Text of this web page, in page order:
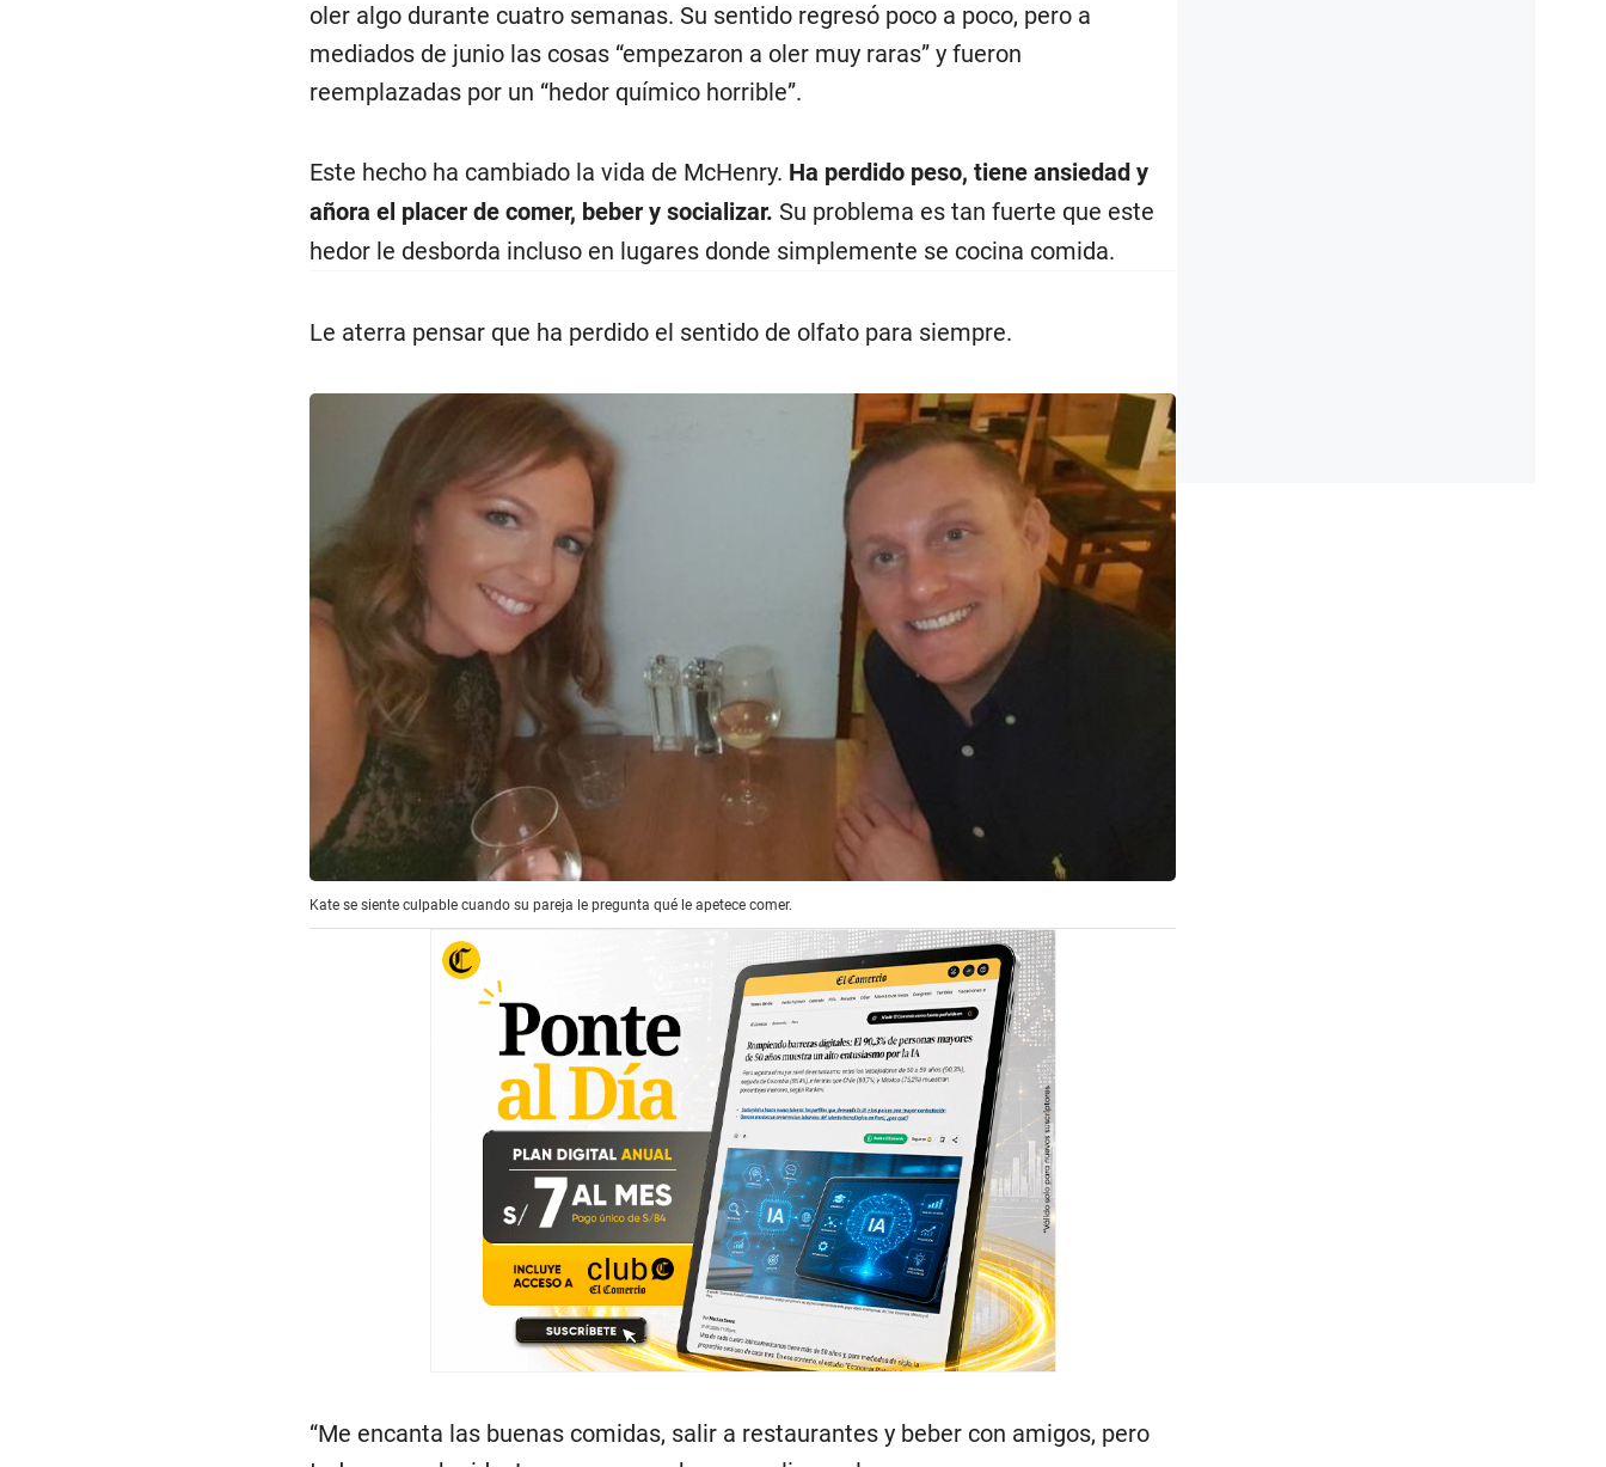
oler algo durante cuatro semanas. Su sentido regresó poco a poco, pero a
mediados de junio las cosas “empezaron a oler muy raras” y fueron
reemplazadas por un “hedor químico horrible”.
Este hecho ha cambiado la vida de McHenry. Ha perdido peso, tiene ansiedad y
añora el placer de comer, beber y socializar. Su problema es tan fuerte que este
hedor le desborda incluso en lugares donde simplemente se cocina comida.
Le aterra pensar que ha perdido el sentido de olfato para siempre.
Kate se siente culpable cuando su pareja le pregunta qué le apetece comer.
“Me encanta las buenas comidas, salir a restaurantes y beber con amigos, pero